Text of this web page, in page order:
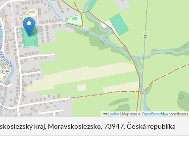
Leaflet |Map data ©OpenStreetMapcontributors
kraj, Moravskoslezsko, 73947, Česká republika